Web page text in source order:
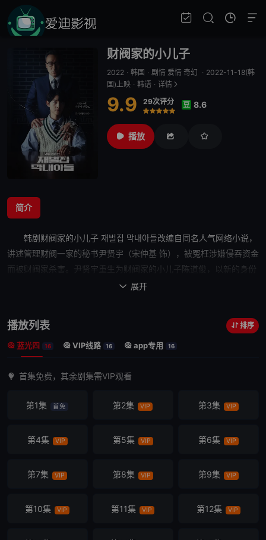
财阀家的小儿子
2022 · 韩国 · 剧情 爱情 奇幻 · 2022-11-18(韩
国)上映 · 韩语 · 详情
9.9 29次评分
很差
较差
还行推荐力荐
豆 8.6
播放
简介
韩剧财阀家的小儿子 재벌집 막내아들改编自同名人气网络小说，
讲述管理财阀一家的秘书尹贤宇（宋仲基 饰），被冤枉涉嫌侵吞资金
而被财阀家杀害。尹贤宇重生为财阀家的小儿子陈道俊，以新的身份
 展开
播放列表 排序
蓝光四 16 VIP线路 16 app专用 16
首集免费，其余剧集需VIP观看
第1集 首免 第2集 VIP 第3集 VIP
第4集 VIP 第5集 VIP 第6集 VIP
第7集 VIP 第8集 VIP 第9集 VIP
第10集 VIP 第11集 VIP 第12集 VIP